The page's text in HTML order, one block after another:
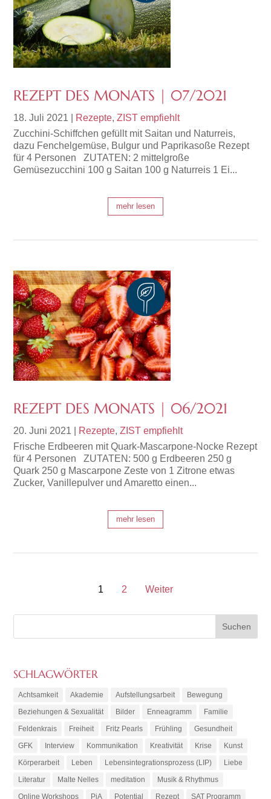
REZEPT DES MONATS | 07/2021
18. Juli 2021 Rezepte,ZIST empfiehlt
Zucchini-Schiffchen gefüllt mit Saitan und Naturreis,
dazu Fenchelgemüse, Bulgur und Paprikasoße Rezept
für 4 Personen ZUTATEN: 2 mittelgroße
Gemüsezucchini 100 g Saitan 100 g Naturreis 1 Ei...
mehr lesen
REZEPT DES MONATS | 06/2021
20. Juni 2021 Rezepte,ZIST empfiehlt
Frische Erdbeeren mit Quark-Mascarpone-Nocke Rezept
für 4 Personen ZUTATEN: 500 g Erdbeeren 250 g
Quark 250 g Mascarpone Zeste von 1 Zitrone etwas
Zucker, Vanillepulver und Amaretto einen...
mehr lesen
1 2 Weiter
SCHLAGWÖRTER
Achtsamkeit Akademie Aufstellungsarbeit
Bewegung
Beziehungen & Sexualität
Bilder Enneagramm
Familie
Feldenkrais
Freiheit Fritz Pearls Frühling
Gesundheit
GFK
Interview Kommunikation Kreativität Krise
Kunst
Körperarbeit
Leben Lebensintegrationsprozess (LIP)
Liebe
Literatur
Malte Nelles meditation
Musik & Rhythmus
Online Workshops
PiA Potential Rezept SAT Programm